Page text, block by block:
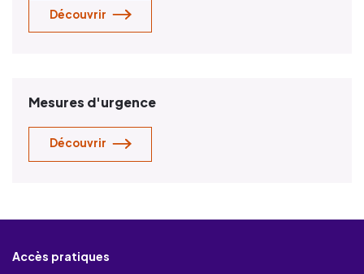
Découvrir
Mesures d'urgence
Découvrir
Accès pratiques